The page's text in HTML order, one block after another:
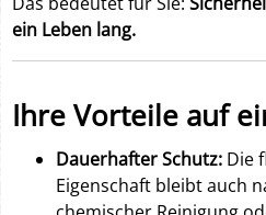
ein Leben lang.
Ihre Vorteile auf
Dauerhafter Schutz: Die
Eigenschaft bleibt auch